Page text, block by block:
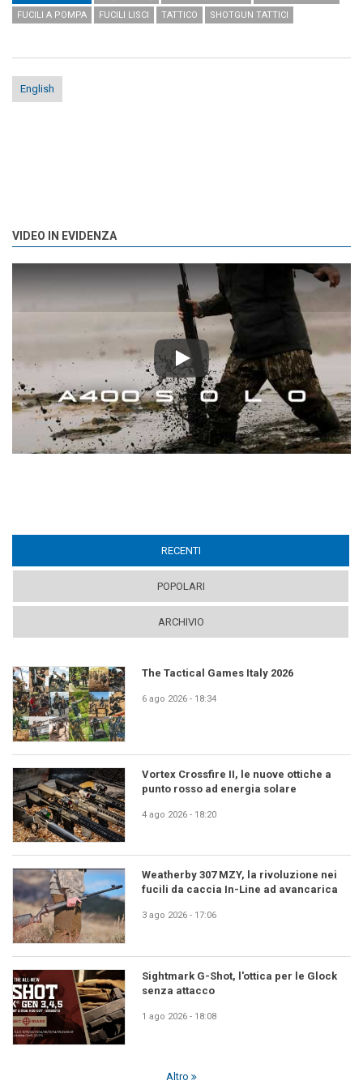
FUCILI A POMPA
FUCILI LISCI TATTICO SHOTGUN TATTICI
English
VIDEO IN EVIDENZA
Play
RECENTI
POPOLARI
ARCHIVIO
The Tactical Games Italy 2026
6 ago 2026 - 18:34
Vortex Crossfire II, le nuove ottiche a
punto rosso ad energia solare
4 ago 2026 - 18:20
Weatherby 307 MZY, la rivoluzione nei
fucili da caccia In-Line ad avancarica
3 ago 2026 - 17:06
Sightmark G-Shot, l'ottica per le Glock
senza attacco
1 ago 2026 - 18:08
Altro